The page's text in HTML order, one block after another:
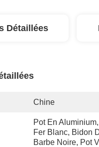
Détaillées
Chine
Pot En
Fer Blanc, Bidon
Barbe Noire, Pot